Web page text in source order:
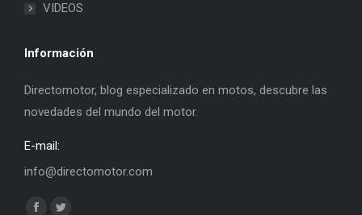
VIDEOS
Información
Directomotor, blog especializado en motos, descubre las
novedades del mundo del motor.
E-mail:
info@directomotor.com
Find us on: